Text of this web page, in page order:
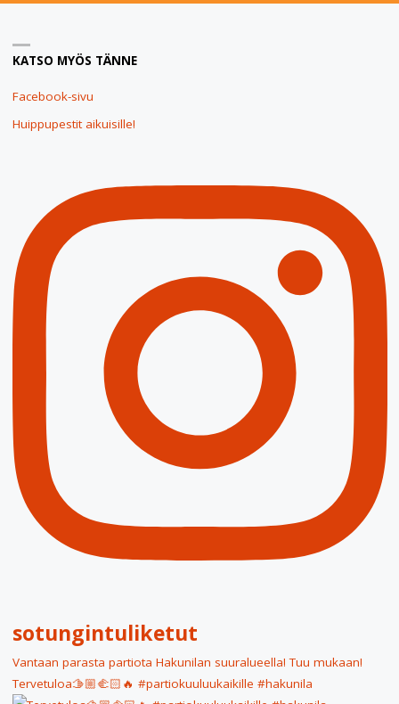
30.11."
KATSO MYÖS TÄNNE
Facebook-sivu
Huippupestit aikuisille!
sotungintuliketut
Vantaan parasta partiota Hakunilan suuralueella! Tuu mukaan!
Tervetuloa🫱🏼‍🫲🏻🔥 #partiokuuluukaikille #hakunila